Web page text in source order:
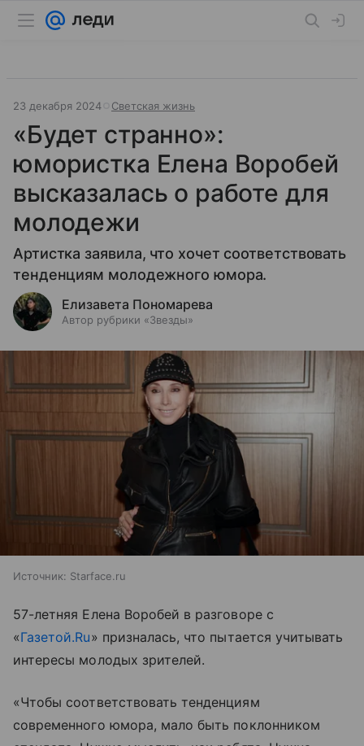
23 декабря 2024 Светская жизнь
«Будет странно»:
юмористка Елена Воробей
высказалась о работе для
молодежи
Артистка заявила, что хочет соответствовать
тенденциям молодежного юмора.
Елизавета Пономарева
Автор рубрики «Звезды»
Источник: Starface.ru
57-летняя Елена Воробей в разговоре с
«Газетой.Ru» призналась, что пытается учитывать
интересы молодых зрителей.
«Чтобы соответствовать тенденциям
современного юмора, мало быть поклонником